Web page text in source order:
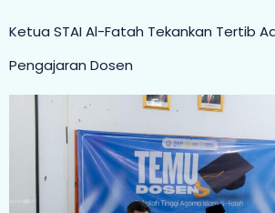
Ketua STAI Al-Fatah Tekankan Tertib
Pengajaran Dosen